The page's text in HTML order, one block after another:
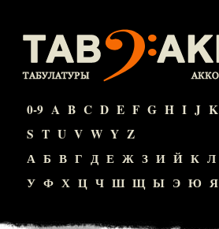
0-9 A B C D E F G H I J K
S T U V W Y Z
А Б В Г Д Е Ж З И Й К Л
У Ф Х Ц Ч Ш Щ Ы Э Ю Я